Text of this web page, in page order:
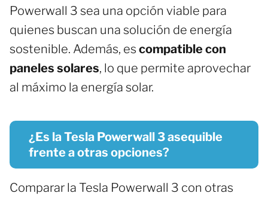
Powerwall 3 sea una opción viable para
quienes buscan una solución de energía
sostenible. Además, es compatible con
paneles solares, lo que permite aprovechar
al máximo la energía solar.
¿Es la Tesla Powerwall 3 asequible
frente a otras opciones?
Comparar la Tesla Powerwall 3 con otras